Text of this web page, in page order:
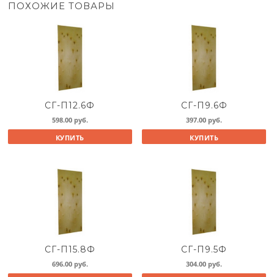
ПОХОЖИЕ ТОВАРЫ
СГ-П12.6Ф
598.00 руб.
КУПИТЬ
СГ-П9.6Ф
397.00 руб.
КУПИТЬ
СГ-П15.8Ф
696.00 руб.
СГ-П9.5Ф
304.00 руб.